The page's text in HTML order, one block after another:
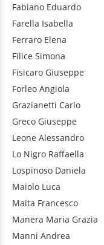
Fabiano Eduardo
Farella Isabella
Ferraro Elena
Filice Simona
Fisicaro Giuseppe
Forleo Angiola
Grazianetti Carlo
Greco Giuseppe
Leone Alessandro
Lo Nigro Raffaella
Lospinoso Daniela
Maiolo Luca
Maita Francesco
Manera Maria Grazia
Manni Andrea